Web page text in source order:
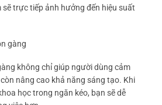
trực tiếp ảnh hưởng đến hiệu suất
gàng
không chỉ giúp người dùng cảm
nâng cao khả năng sáng tạo. Khi
học trong ngăn kéo, bạn sẽ dễ